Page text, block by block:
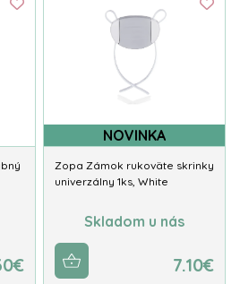
NOVINKA
Zopa Zámok rukoväte skrinky
univerzálny 1ks, White
Skladom u nás
7.10€